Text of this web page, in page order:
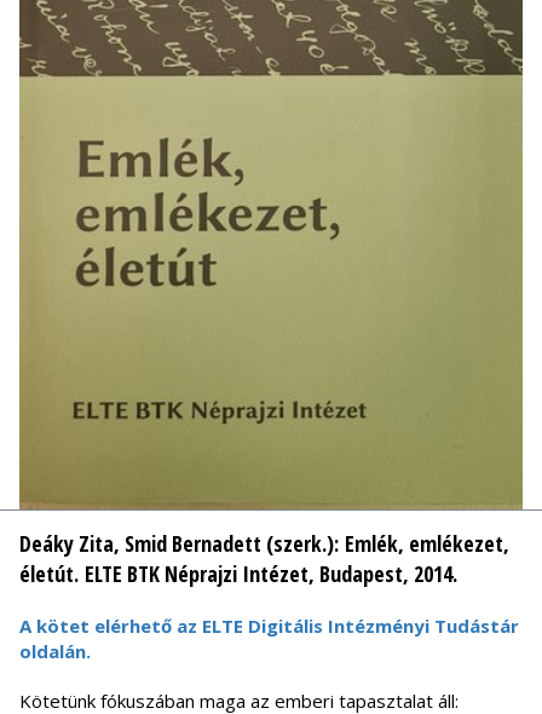
Deáky Zita, Smid Bernadett (szerk.): Emlék, emlékezet,
életút. ELTE BTK Néprajzi Intézet, Budapest, 2014.
A kötet elérhető az ELTE Digitális Intézményi Tudástár
oldalán.
Kötetünk fókuszában maga az emberi tapasztalat áll: